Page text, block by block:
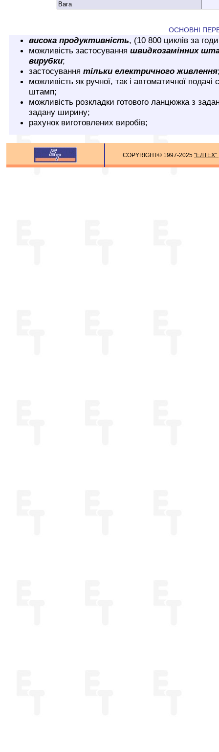
Вага
ОСНОВНІ
висока продуктивність, (10 800 циклів за
можливість застосування швидкозамінних
вирубки;
застосування тільки електричного живлення
можливість як ручної, так і автоматичної подачі
штамп;
можливість розкладки готового ланцюжка з
задану ширину;
рахунок виготовлених виробів;
COPYRIGHT© 1997-2025 "ЕЛТЕХ"